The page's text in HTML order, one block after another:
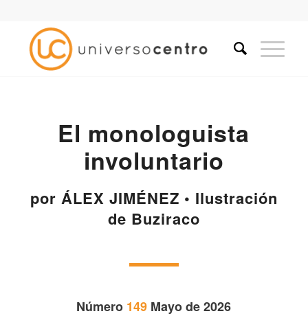
El monologuista
involuntario
por ÁLEX JIMÉNEZ • Ilustración
de Buziraco
Número 149 Mayo de 2026